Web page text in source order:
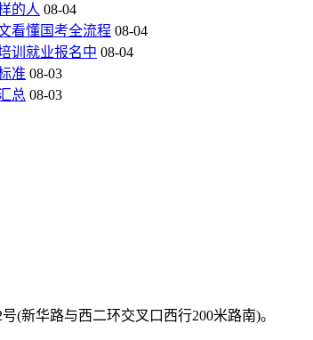
的人 08-04
看懂国考全流程 08-04
训就业报名中 08-04
准 08-03
总 08-03
(新华路与西二环交叉口西行200米路南)。